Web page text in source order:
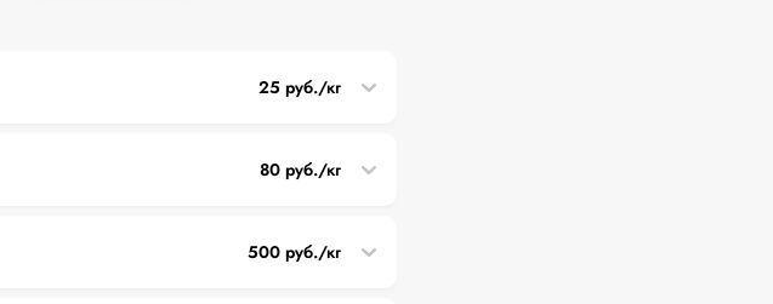
25 руб./кг
80 руб./кг
500 руб./кг